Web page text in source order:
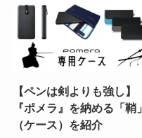
【ペンは剣よりも強し】
『ポメラ』を納める「鞘」
（ケース）を紹介